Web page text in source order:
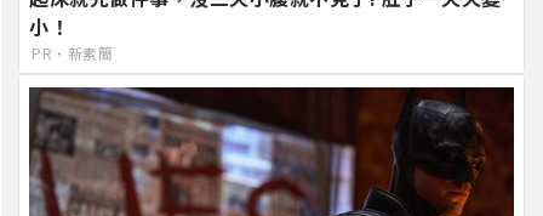
小！
PR・新素簡